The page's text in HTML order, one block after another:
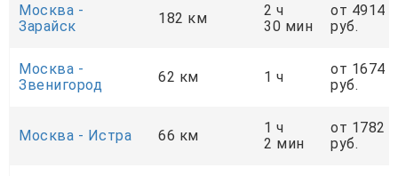
Москва -
Зарайск
182 км
2 ч
30 мин
от 4914
руб.
Москва -
Звенигород
62 км 1 ч
от 1674
руб.
Москва - Истра 66 км
1 ч
2 мин
от 1782
руб.